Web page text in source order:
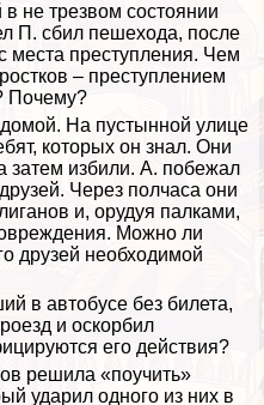
не трезвом состоянии
П. cбил пешехода, после
места преступления. Чем
– преступлением
Почему?
На пустынной улице
которых он знал. Они
затем избили. А. побежал
Через полчаса они
и, орудуя палками,
Можно ли
друзей необходимой
в автобусе без билета,
и оскорбил
его действия?
решила «поучить»
ударил одного из них в